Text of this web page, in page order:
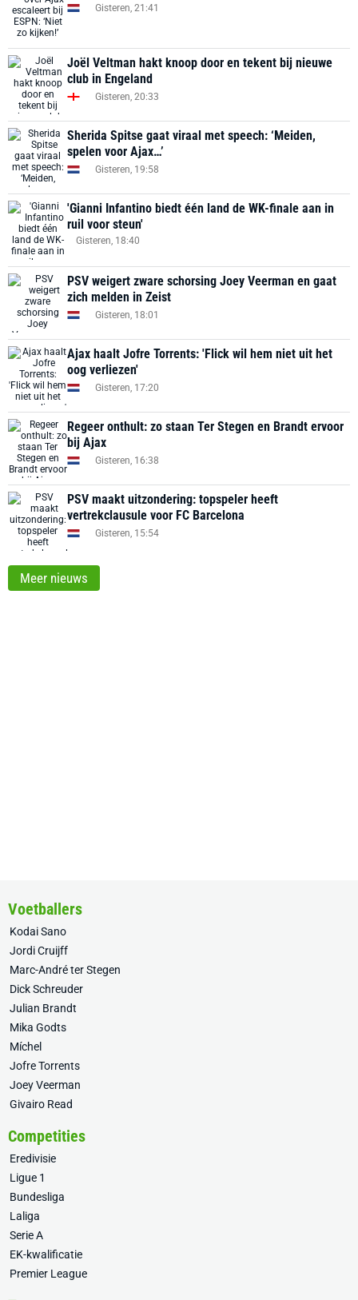
Gisteren, 21:41
Joël Veltman hakt knoop door en tekent bij nieuwe
club in Engeland
Gisteren, 20:33
Sherida Spitse gaat viraal met speech: ‘Meiden,
spelen voor Ajax…’
Gisteren, 19:58
'Gianni Infantino biedt één land de WK-finale aan in
ruil voor steun'
Gisteren, 18:40
PSV weigert zware schorsing Joey Veerman en gaat
zich melden in Zeist
Gisteren, 18:01
Ajax haalt Jofre Torrents: 'Flick wil hem niet uit het
oog verliezen'
Gisteren, 17:20
Regeer onthult: zo staan Ter Stegen en Brandt ervoor
bij Ajax
Gisteren, 16:38
PSV maakt uitzondering: topspeler heeft
vertrekclausule voor FC Barcelona
Gisteren, 15:54
Meer nieuws
Voetballers
Kodai Sano
Jordi Cruijff
Marc-André ter Stegen
Dick Schreuder
Julian Brandt
Mika Godts
Míchel
Jofre Torrents
Joey Veerman
Givairo Read
Competities
Eredivisie
Ligue 1
Bundesliga
Laliga
Serie A
EK-kwalificatie
Premier League